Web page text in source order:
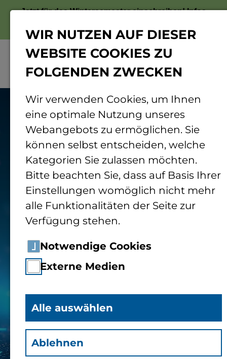
Jetzt für das Wintersemester einschreiben!Infos
WIR NUTZEN AUF DIESER
WEBSITE COOKIES ZU
FOLGENDEN ZWECKEN
Wir verwenden Cookies, um Ihnen
eine optimale Nutzung unseres
Webangebots zu ermöglichen. Sie
können selbst entscheiden, welche
Kategorien Sie zulassen möchten.
Bitte beachten Sie, dass auf Basis Ihrer
Einstellungen womöglich nicht mehr
alle Funktionalitäten der Seite zur
Verfügung stehen.
Notwendige Cookies
Externe Medien
Alle auswählen
Ablehnen